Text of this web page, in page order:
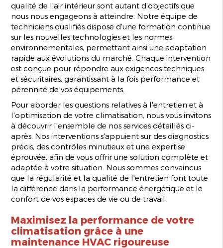
qualité de l'air intérieur sont autant d'objectifs que
nous nous engageons à atteindre. Notre équipe de
techniciens qualifiés dispose d'une formation continue
sur les nouvelles technologies et les normes
environnementales, permettant ainsi une adaptation
rapide aux évolutions du marché. Chaque intervention
est conçue pour répondre aux exigences techniques
et sécuritaires, garantissant à la fois performance et
pérennité de vos équipements.
Pour aborder les questions relatives à l'entretien et à
l'optimisation de votre climatisation, nous vous invitons
à découvrir l'ensemble de nos services détaillés ci-
après. Nos interventions s'appuient sur des diagnostics
précis, des contrôles minutieux et une expertise
éprouvée, afin de vous offrir une solution complète et
adaptée à votre situation. Nous sommes convaincus
que la régularité et la qualité de l'entretien font toute
la différence dans la performance énergétique et le
confort de vos espaces de vie ou de travail.
Maximisez la performance de votre
climatisation grâce à une
maintenance HVAC rigoureuse